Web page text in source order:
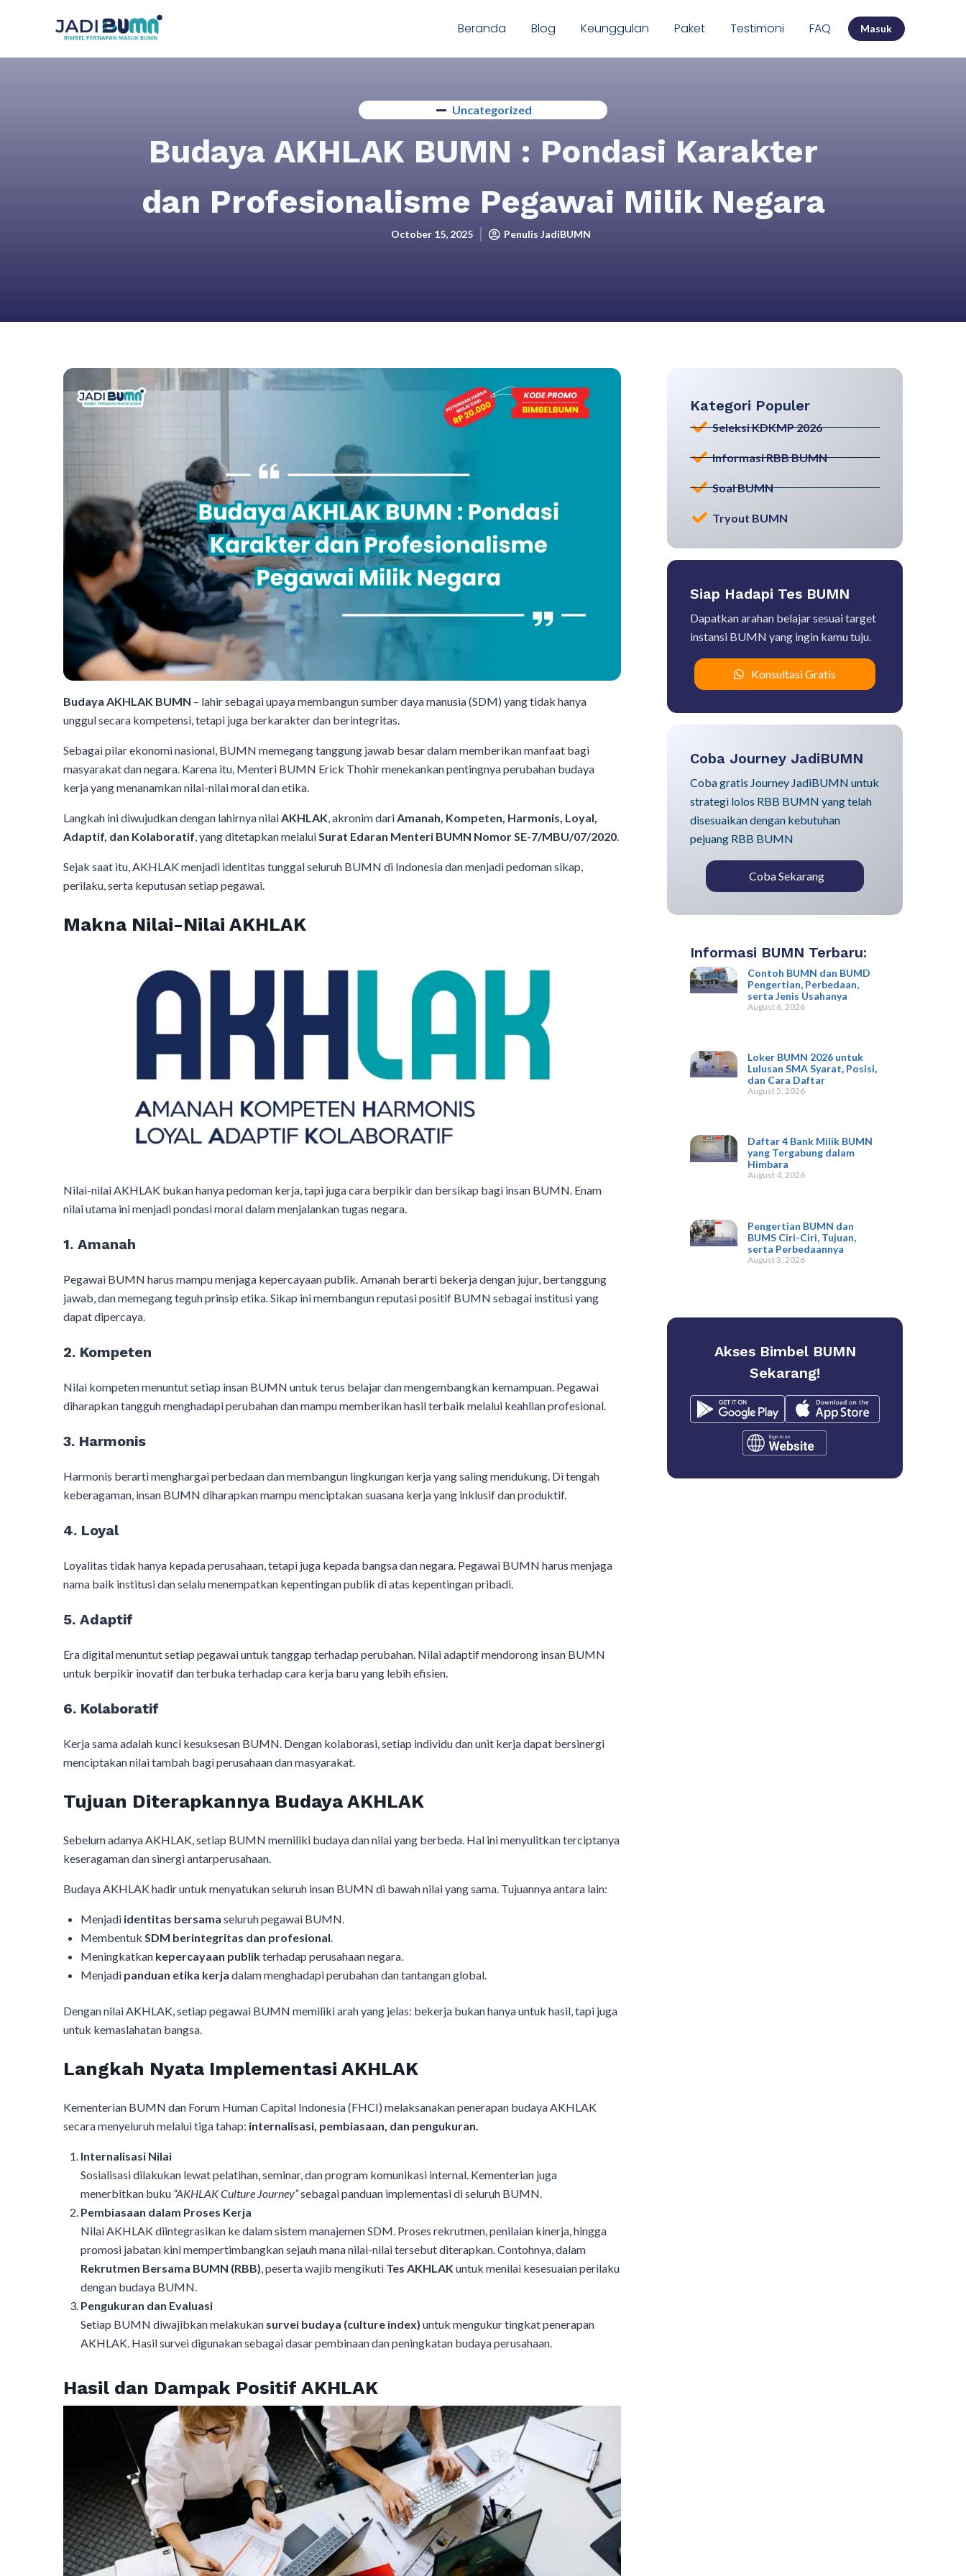
Beranda Blog Keunggulan Paket Testimoni FAQ Masuk
Uncategorized
Budaya AKHLAK BUMN : Pondasi Karakter
dan Profesionalisme Pegawai Milik Negara
October 15, 2025 Penulis JadiBUMN
Budaya AKHLAK BUMN – lahir sebagai upaya membangun sumber daya manusia (SDM) yang tidak hanya
unggul secara kompetensi, tetapi juga berkarakter dan berintegritas.
Sebagai pilar ekonomi nasional, BUMN memegang tanggung jawab besar dalam memberikan manfaat bagi
masyarakat dan negara. Karena itu, Menteri BUMN Erick Thohir menekankan pentingnya perubahan budaya
kerja yang menanamkan nilai-nilai moral dan etika.
Langkah ini diwujudkan dengan lahirnya nilaiAKHLAK, akronim dariAmanah, Kompeten, Harmonis, Loyal,
Adaptif, dan Kolaboratif, yang ditetapkan melaluiSurat Edaran Menteri BUMN Nomor SE-7/MBU/07/2020.
Sejak saat itu, AKHLAK menjadi identitas tunggal seluruh BUMN di Indonesia dan menjadi pedoman sikap,
perilaku, serta keputusan setiap pegawai.
Makna Nilai-Nilai AKHLAK
Nilai-nilai AKHLAK bukan hanya pedoman kerja, tapi juga cara berpikir dan bersikap bagi insan BUMN. Enam
nilai utama ini menjadi pondasi moral dalam menjalankan tugas negara.
1. Amanah
Pegawai BUMN harus mampu menjaga kepercayaan publik. Amanah berarti bekerja dengan jujur, bertanggung
jawab, dan memegang teguh prinsip etika. Sikap ini membangun reputasi positif BUMN sebagai institusi yang
dapat dipercaya.
2. Kompeten
Nilai kompeten menuntut setiap insan BUMN untuk terus belajar dan mengembangkan kemampuan. Pegawai
diharapkan tangguh menghadapi perubahan dan mampu memberikan hasil terbaik melalui keahlian profesional.
3. Harmonis
Harmonis berarti menghargai perbedaan dan membangun lingkungan kerja yang saling mendukung. Di tengah
keberagaman, insan BUMN diharapkan mampu menciptakan suasana kerja yang inklusif dan produktif.
4. Loyal
Loyalitas tidak hanya kepada perusahaan, tetapi juga kepada bangsa dan negara. Pegawai BUMN harus menjaga
nama baik institusi dan selalu menempatkan kepentingan publik di atas kepentingan pribadi.
5. Adaptif
Era digital menuntut setiap pegawai untuk tanggap terhadap perubahan. Nilai adaptif mendorong insan BUMN
untuk berpikir inovatif dan terbuka terhadap cara kerja baru yang lebih efisien.
6. Kolaboratif
Kerja sama adalah kunci kesuksesan BUMN. Dengan kolaborasi, setiap individu dan unit kerja dapat bersinergi
menciptakan nilai tambah bagi perusahaan dan masyarakat.
Tujuan Diterapkannya Budaya AKHLAK
Sebelum adanya AKHLAK, setiap BUMN memiliki budaya dan nilai yang berbeda. Hal ini menyulitkan terciptanya
keseragaman dan sinergi antarperusahaan.
Budaya AKHLAK hadir untuk menyatukan seluruh insan BUMN di bawah nilai yang sama. Tujuannya antara lain:
Menjadi identitas bersama seluruh pegawai BUMN.
Membentuk SDM berintegritas dan profesional.
Meningkatkan kepercayaan publikterhadap perusahaan negara.
Menjadi panduan etika kerja dalam menghadapi perubahan dan tantangan global.
Dengan nilai AKHLAK, setiap pegawai BUMN memiliki arah yang jelas: bekerja bukan hanya untuk hasil, tapi juga
untuk kemaslahatan bangsa.
Langkah Nyata Implementasi AKHLAK
Kementerian BUMN dan Forum Human Capital Indonesia (FHCI) melaksanakan penerapan budaya AKHLAK
secara menyeluruh melalui tiga tahap: internalisasi, pembiasaan, dan pengukuran.
Internalisasi Nilai
Sosialisasi dilakukan lewat pelatihan, seminar, dan program komunikasi internal. Kementerian juga
menerbitkan buku “AKHLAK Culture Journey”sebagai panduan implementasi di seluruh BUMN.
Pembiasaan dalam Proses Kerja
Nilai AKHLAK diintegrasikan ke dalam sistem manajemen SDM. Proses rekrutmen, penilaian kinerja, hingga
promosi jabatan kini mempertimbangkan sejauh mana nilai-nilai tersebut diterapkan. Contohnya, dalam
Rekrutmen Bersama BUMN (RBB), peserta wajib mengikuti Tes AKHLAK untuk menilai kesesuaian perilaku
dengan budaya BUMN.
Pengukuran dan Evaluasi
Setiap BUMN diwajibkan melakukan survei budaya (culture index) untuk mengukur tingkat penerapan
AKHLAK. Hasil survei digunakan sebagai dasar pembinaan dan peningkatan budaya perusahaan.
Hasil dan Dampak Positif AKHLAK
Kategori Populer
Seleksi KDKMP 2026
Informasi RBB BUMN
Soal BUMN
Tryout BUMN
Siap Hadapi Tes BUMN
Dapatkan arahan belajar sesuai target
instansi BUMN yang ingin kamu tuju.
Konsultasi Gratis
Coba Journey JadiBUMN
Coba gratis Journey JadiBUMN untuk
strategi lolos RBB BUMN yang telah
disesuaikan dengan kebutuhan
pejuang RBB BUMN
Coba Sekarang
Informasi BUMN Terbaru:
Contoh BUMN dan BUMD
Pengertian, Perbedaan,
serta Jenis Usahanya
August 6, 2026
Loker BUMN 2026 untuk
Lulusan SMA Syarat, Posisi,
dan Cara Daftar
August 5, 2026
Daftar 4 Bank Milik BUMN
yang Tergabung dalam
Himbara
August 4, 2026
Pengertian BUMN dan
BUMS Ciri-Ciri, Tujuan,
serta Perbedaannya
August 3, 2026
Akses Bimbel BUMN
Sekarang!